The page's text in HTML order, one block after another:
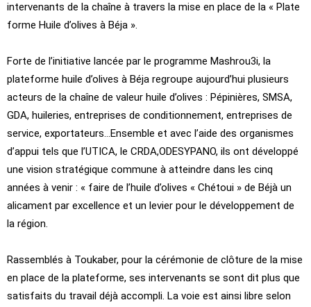
intervenants de la chaîne à travers la mise en place de la « Plate
forme Huile d’olives à Béja ».
Forte de l’initiative lancée par le programme Mashrou3i, la
plateforme huile d’olives à Béja regroupe aujourd’hui plusieurs
acteurs de la chaîne de valeur huile d’olives : Pépinières, SMSA,
GDA, huileries, entreprises de conditionnement, entreprises de
service, exportateurs…Ensemble et avec l’aide des organismes
d’appui tels que l’UTICA, le CRDA,ODESYPANO, ils ont développé
une vision stratégique commune à atteindre dans les cinq
années à venir : « faire de l’huile d’olives « Chétoui » de Béjà un
alicament par excellence et un levier pour le développement de
la région.
Rassemblés à Toukaber, pour la cérémonie de clôture de la mise
en place de la plateforme, ses intervenants se sont dit plus que
satisfaits du travail déjà accompli. La voie est ainsi libre selon